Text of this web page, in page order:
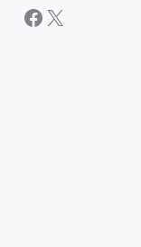
Facebook
X